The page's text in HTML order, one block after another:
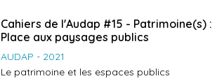
Cahiers de l'Audap #15 - Patrimoine(s) :
Place aux paysages publics
AUDAP - 2021
Le patrimoine et les espaces publics